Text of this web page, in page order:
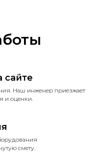
сайте
Наш инженер приезжает
и оценки.
смету.